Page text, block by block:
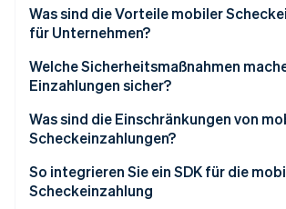
Stripe-Sessions 2026
Erfahren Sie, wie Stripe
Jetzt ansehen
Was sind die Vorteile mobiler
für Unternehmen?
Welche Sicherheitsmaßnahmen
Einzahlungen sicher?
Verschlüsselte Datenübertragung
Starke Identitätsauthentifizierung
Sicheres App-Design
Was sind die Einschränkungen von
Scheckeinzahlungen?
So integrieren Sie ein SDK für die
Scheckeinzahlung